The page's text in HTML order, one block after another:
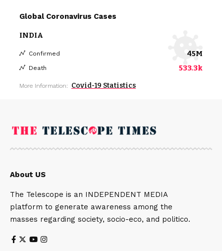
Global Coronavirus Cases
INDIA
Confirmed 45M
Death 533.3k
More Information: Covid-19 Statistics
About US
The Telescope is an INDEPENDENT MEDIA
platform to generate awareness among the
masses regarding society, socio-eco, and politico.